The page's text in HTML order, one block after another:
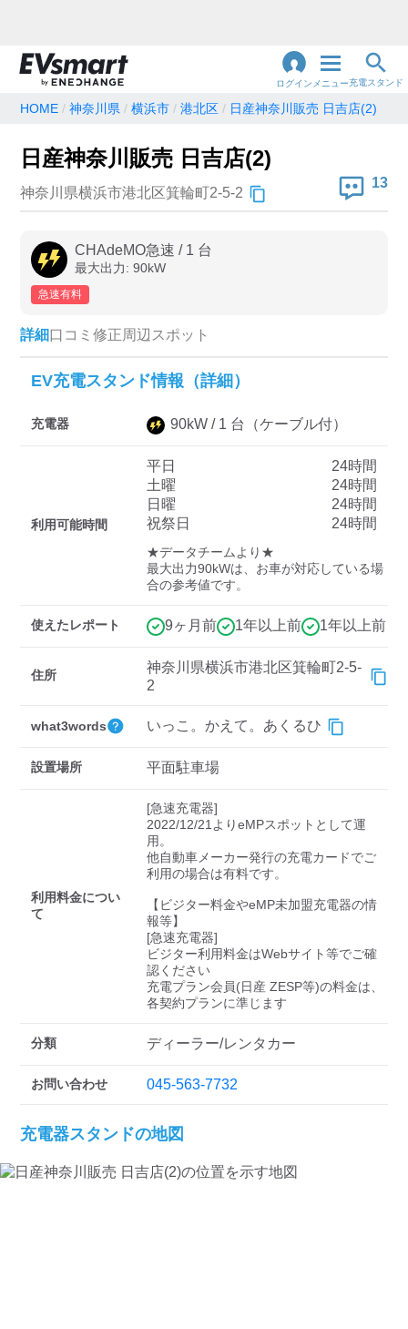
ログイン メニュー充電スタンド
地名・観光スポット・住所で検索
充電器の種類
急速充電器のみ表示
高速道路上のみ表示
認証システム
三菱ディーラーを表示
日産ディーラーを表示
中速-20kW-以上 急速-44kW-以上
検索する
HOME 神奈川県 横浜市 港北区 日産神奈川販売 日吉店(2)
日産神奈川販売 日吉店(2)
神奈川県横浜市港北区箕輪町2-5-2
13
CHAdeMO急速 / 1 台
最大出力: 90kW
急速有料
詳細口コミ 修正周辺スポット
EV充電スタンド情報（詳細）
充電器 90kW / 1 台 （ケーブル付）
利用可能時間
平日
24時間
土曜
24時間
日曜
24時間
祝祭日
24時間
★データチームより★
最大出力90kWは、お車が対応している場
合の参考値です。
使えたレポート 9ヶ月前 1年以上前 1年以上前
住所
神奈川県横浜市港北区箕輪町2-5-
2
what3words いっこ。かえて。あくるひ
設置場所 平面駐車場
利用料金につい
て
[急速充電器]
2022/12/21よりeMPスポットとして運
用。
他自動車メーカー発行の充電カードでご
利用の場合は有料です。
【ビジター料金やeMP未加盟充電器の情
報等】
[急速充電器]
ビジター利用料金はWebサイト等でご確
認ください
充電プラン会員(日産 ZESP等)の料金は、
各契約プランに準じます
分類 ディーラー/レンタカー
お問い合わせ 045-563-7732
充電器スタンドの地図